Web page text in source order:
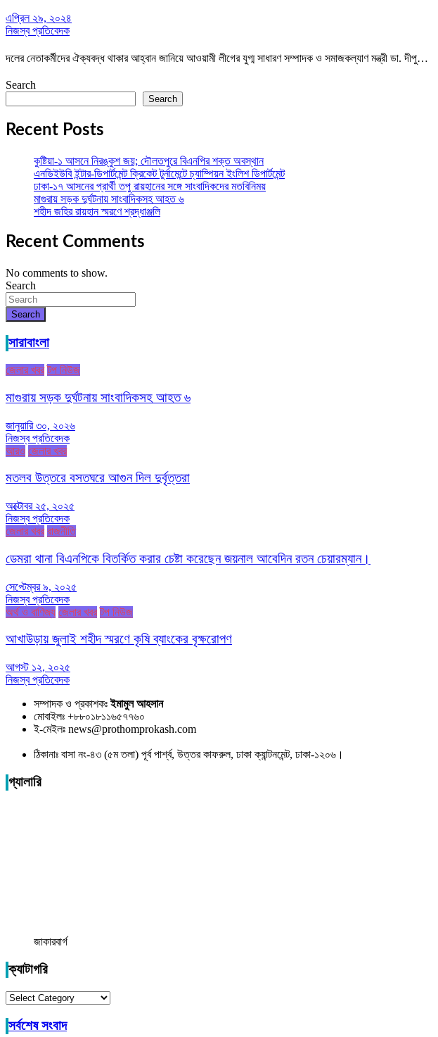
এপ্রিল ২৯, ২০২৪
নিজস্ব প্রতিবেদক
দলের নেতাকর্মীদের ঐক্যবদ্ধ থাকার আহ্বান জানিয়ে আওয়ামী লীগের যুগ্ম সাধারণ সম্পাদক ও সমাজকল্যাণ মন্ত্রী ডা. দীপু…
Search
Search
Recent Posts
কুষ্টিয়া-১ আসনে নিরঙ্কুশ জয়; দৌলতপুরে বিএনপির শক্ত অবস্থান
এনডিইউবি ইন্টার-ডিপার্টমেন্ট ক্রিকেট টুর্নামেন্টে চ্যাম্পিয়ন ইংলিশ ডিপার্টমেন্ট
ঢাকা-১৭ আসনের প্রার্থী তপু রায়হানের সঙ্গে সাংবাদিকদের মতবিনিময়
মাগুরায় সড়ক দুর্ঘটনায় সাংবাদিকসহ আহত ৬
শহীদ জহির রায়হান স্মরণে শ্রদ্ধাঞ্জলি
Recent Comments
No comments to show.
Search
Search
সারাবাংলা
জেলার খবর টপ নিউজ
মাগুরায় সড়ক দুর্ঘটনায় সাংবাদিকসহ আহত ৬
জানুয়ারি ৩০, ২০২৬
নিজস্ব প্রতিবেদক
আরও জেলার খবর
মতলব উত্তরে বসতঘরে আগুন দিল দুর্বৃত্তরা
অক্টোবর ২৫, ২০২৫
নিজস্ব প্রতিবেদক
জেলার খবর রাজনীতি
ডেমরা থানা বিএনপিকে বিতর্কিত করার চেষ্টা করেছেন জয়নাল আবেদিন রতন চেয়ারম্যান।
সেপ্টেম্বর ৯, ২০২৫
নিজস্ব প্রতিবেদক
অর্থ ও বাণিজ্য জেলার খবর টপ নিউজ
আখাউড়ায় জুলাই শহীদ স্মরণে কৃষি ব্যাংকের বৃক্ষরোপণ
আগস্ট ১২, ২০২৫
নিজস্ব প্রতিবেদক
সম্পাদক ও প্রকাশকঃইমামুল আহসান
মোবাইলঃ +৮৮০১৮১১৬৫৭৭৬০
ই-মেইলঃ news@prothomprokash.com
ঠিকানাঃ বাসা নং-৪৩ (৫ম তলা) পূর্ব পার্শ্ব, উত্তর কাফরুল, ঢাকা ক্যান্টনমেন্ট, ঢাকা-১২০৬।
গ্যালারি
জাকারবার্গ
ক্যাটাগরি
ক্যাটাগরি
সর্বশেষ সংবাদ